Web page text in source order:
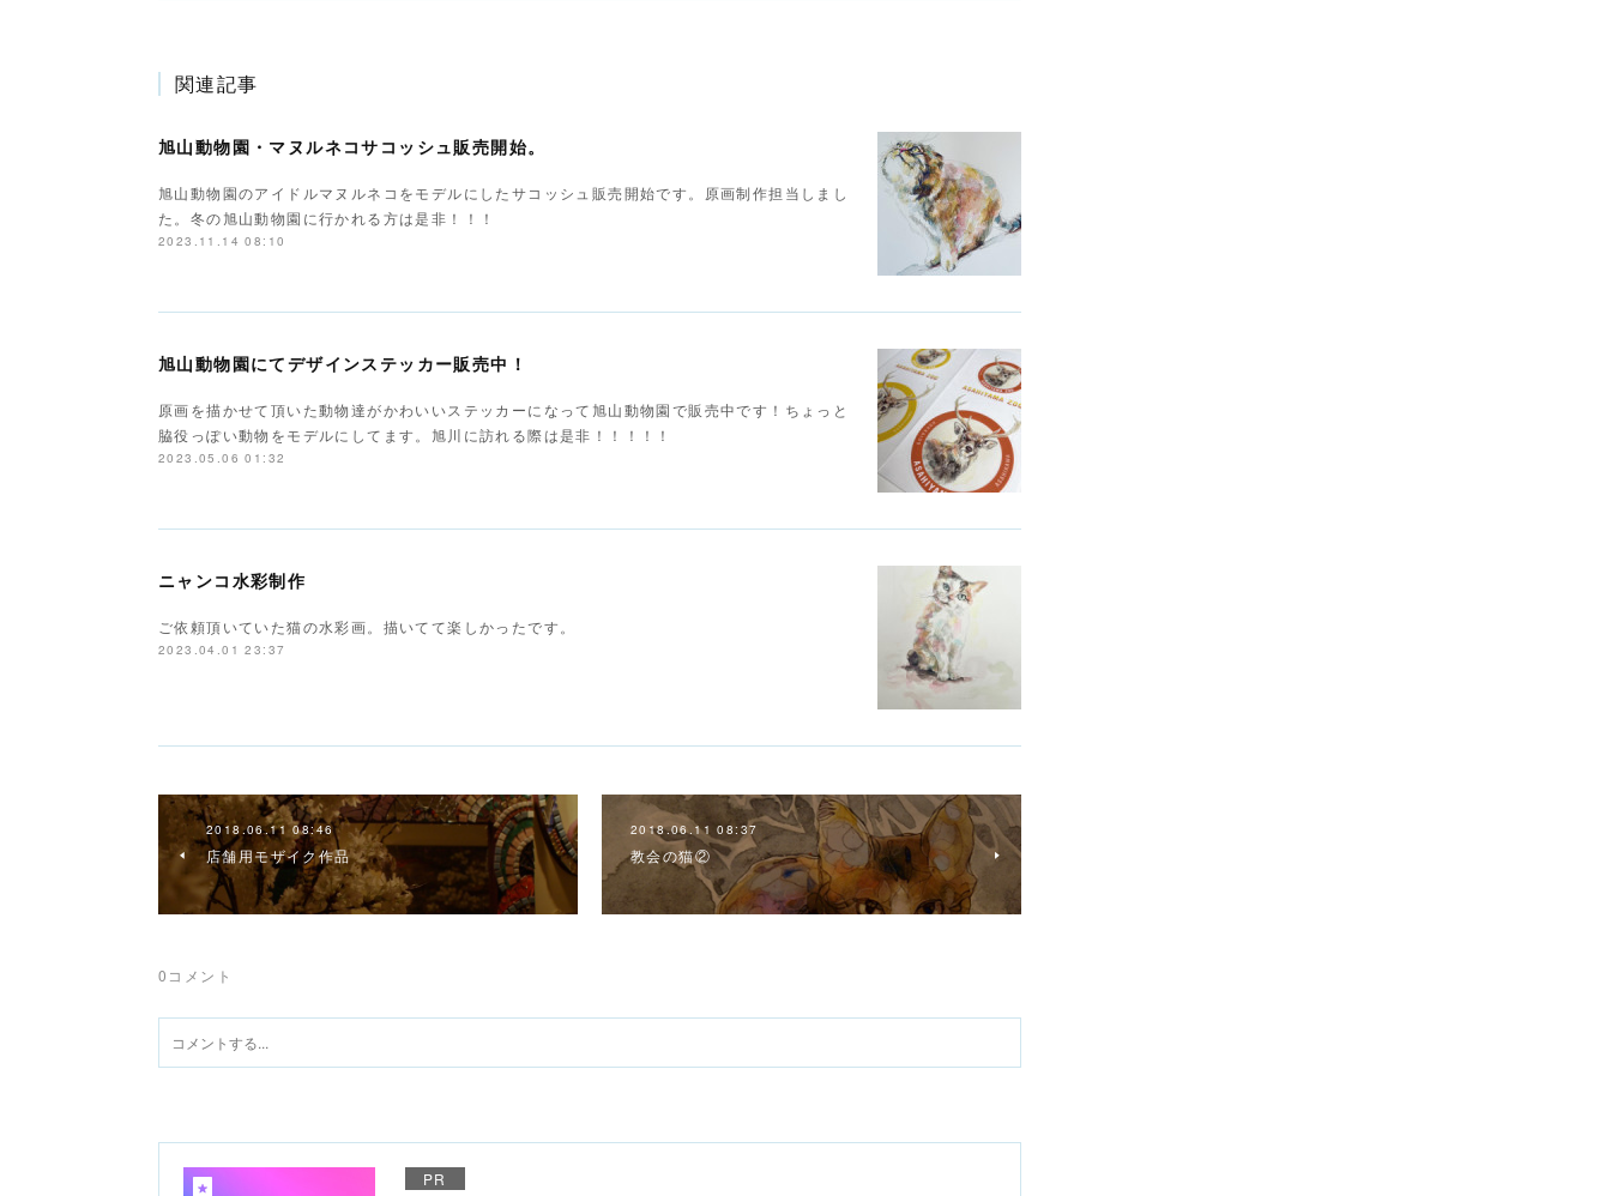
関連記事
旭山動物園・マヌルネコサコッシュ販売開始。
旭山動物園のアイドルマヌルネコをモデルにしたサコッシュ販売開始です。原画制作担当しまし
た。冬の旭山動物園に行かれる方は是非！！！
2023.11.14 08:10
旭山動物園にてデザインステッカー販売中！
原画を描かせて頂いた動物達がかわいいステッカーになって旭山動物園で販売中です！ちょっと
脇役っぽい動物をモデルにしてます。旭川に訪れる際は是非！！！！！
2023.05.06 01:32
ニャンコ水彩制作
ご依頼頂いていた猫の水彩画。描いてて楽しかったです。
2023.04.01 23:37
2018.06.11 08:46
店舗用モザイク作品
2018.06.11 08:37
教会の猫②
0 コメント
PR